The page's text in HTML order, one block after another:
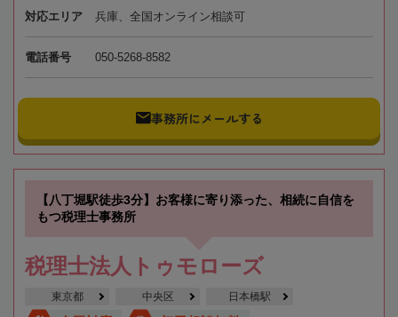
対応エリア 兵庫、全国オンライン相談可
電話番号 050-5268-8582
事務所にメールする
【八丁堀駅徒歩3分】お客様に寄り添った、相続に自信を
もつ税理士事務所
税理士法人トゥモローズ
東京都 中央区 日本橋駅